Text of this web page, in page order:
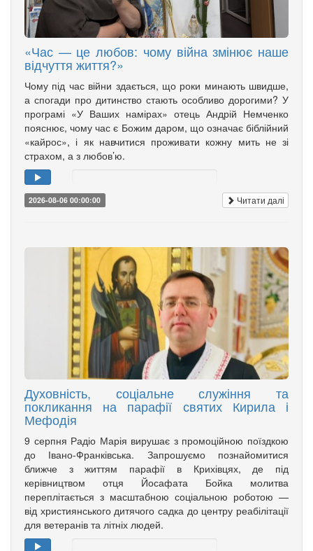
«Час — це любов: чому війна змінює наше
відчуття життя?»
Чому під час війни здається, що роки минають швидше,
а спогади про дитинство стають особливо дорогими? У
програмі «У Ваших намірах» отець Андрій Немченко
пояснює, чому час є Божим даром, що означає біблійний
«кайрос», і як навчитися проживати кожну мить не зі
страхом, а з любов’ю.
2026-08-06 00:00:00 Читати далі
Духовність, соціальне служіння та
покликання на парафії святих Кирила і
Мефодія
9 серпня Радіо Марія вирушає з промоційною поїздкою
до Івано-Франківська. Запрошуємо познайомитися
ближче з життям парафії в Крихівцях, де під
керівництвом отця Йосафата Бойка молитва
переплітається з масштабною соціальною роботою —
від християнського дитячого садка до центру реабілітації
для ветеранів та літніх людей.